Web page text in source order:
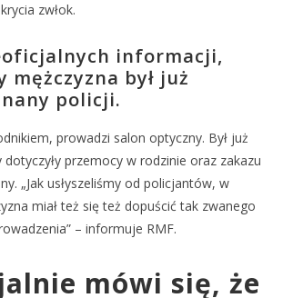
zwłok.
informacji,
mężczyzna był już
policji.
prowadzi salon optyczny. Był już
przemocy w rodzinie oraz zakazu
„Jak usłyszeliśmy od policjantów, w
miał też się też dopuścić tak zwanego
– informuje RMF.
mówi się, że